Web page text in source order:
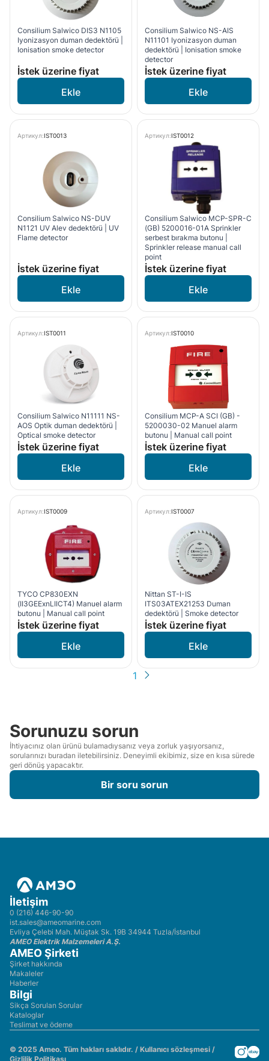
Consilium Salwico DIS3 N1105
Iyonizasyon duman dedektörü |
Ionisation smoke detector
İstek üzerine fiyat
Consilium Salwico NS-AIS
N11101 Iyonizasyon duman
dedektörü | Ionisation smoke
detector
İstek üzerine fiyat
Артикул:IST0013
Consilium Salwico NS-DUV
N1121 UV Alev dedektörü | UV
Flame detector
İstek üzerine fiyat
Артикул:IST0012
Consilium Salwico MCP-SPR-C
(GB) 5200016-01A Sprinkler
serbest bırakma butonu |
Sprinkler release manual call
point
İstek üzerine fiyat
Артикул:IST0011
Consilium Salwico N11111 NS-
AOS Optik duman dedektörü |
Optical smoke detector
İstek üzerine fiyat
Артикул:IST0010
Consilium MCP-A SCI (GB) -
5200030-02 Manuel alarm
butonu | Manual call point
İstek üzerine fiyat
Артикул:IST0009
TYCO CP830EXN
(II3GEExnLIICT4) Manuel alarm
butonu | Manual call point
İstek üzerine fiyat
Артикул:IST0007
​Nittan ST-I-IS
ITS03ATEX21253 Duman
dedektörü | Smoke detector
İstek üzerine fiyat
1
Sorunuzu sorun
İhtiyacınız olan ürünü bulamadıysanız veya zorluk yaşıyorsanız,
sorularınızı buradan iletebilirsiniz. Deneyimli ekibimiz, size en kısa sürede
geri dönüş yapacaktır.
Bir soru sorun
İletişim
0 (216) 446-90-90
ist.sales@ameomarine.com
Evliya Çelebi Mah. Müştak Sk. 19B 34944 Tuzla/İstanbul
AMEO Elektrik Malzemeleri A.Ş.
AMEO Şirketi
Şirket hakkında
Makaleler
Haberler
Bilgi
Sikça Sorulan Sorular
Kataloglar
Teslimat ve ödeme
© 2025 Ameo. Tüm hakları saklıdır. / Kullanıcı sözleşmesi /
Gizlilik Politikası